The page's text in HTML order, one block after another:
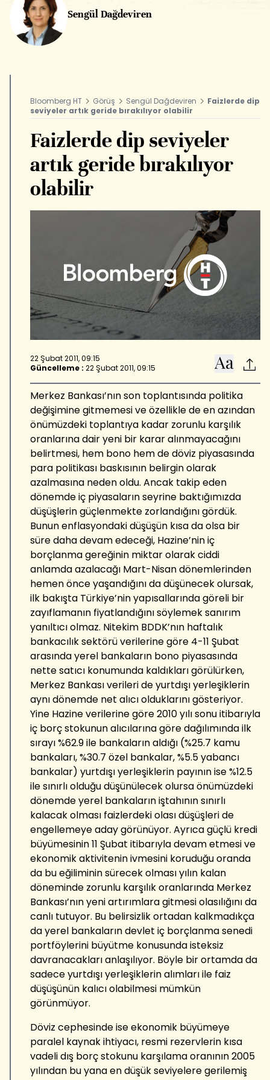
Sengül Dağdeviren
Bloomberg HT Görüş Sengül Dağdeviren
Faizlerde dip
seviyeler artık geride bırakılıyor olabilir
Faizlerde dip seviyeler
artık geride bırakılıyor
olabilir
22 Şubat 2011, 09:15
Güncelleme : 22 Şubat 2011, 09:15
Merkez Bankası’nın son toplantısında politika
değişimine gitmemesi ve özellikle de en azından
önümüzdeki toplantıya kadar zorunlu karşılık
oranlarına dair yeni bir karar alınmayacağını
belirtmesi, hem bono hem de döviz piyasasında
para politikası baskısının belirgin olarak
azalmasına neden oldu. Ancak takip eden
dönemde iç piyasaların seyrine baktığımızda
düşüşlerin güçlenmekte zorlandığını gördük.
Bunun enflasyondaki düşüşün kısa da olsa bir
süre daha devam edeceği, Hazine’nin iç
borçlanma gereğinin miktar olarak ciddi
anlamda azalacağı Mart-Nisan dönemlerinden
hemen önce yaşandığını da düşünecek olursak,
ilk bakışta Türkiye’nin yapısallarında göreli bir
zayıflamanın fiyatlandığını söylemek sanırım
yanıltıcı olmaz. Nitekim BDDK’nın haftalık
bankacılık sektörü verilerine göre 4-11 Şubat
arasında yerel bankaların bono piyasasında
nette satıcı konumunda kaldıkları görülürken,
Merkez Bankası verileri de yurtdışı yerleşiklerin
aynı dönemde net alıcı olduklarını gösteriyor.
Yine Hazine verilerine göre 2010 yılı sonu itibarıyla
iç borç stokunun alıcılarına göre dağılımında ilk
sırayı %62.9 ile bankaların aldığı (%25.7 kamu
bankaları, %30.7 özel bankalar, %5.5 yabancı
bankalar) yurtdışı yerleşiklerin payının ise %12.5
ile sınırlı olduğu düşünülecek olursa önümüzdeki
dönemde yerel bankaların iştahının sınırlı
kalacak olması faizlerdeki olası düşüşleri de
engellemeye aday görünüyor. Ayrıca güçlü kredi
büyümesinin 11 Şubat itibarıyla devam etmesi ve
ekonomik aktivitenin ivmesini koruduğu oranda
da bu eğiliminin sürecek olması yılın kalan
döneminde zorunlu karşılık oranlarında Merkez
Bankası’nın yeni artırımlara gitmesi olasılığını da
canlı tutuyor. Bu belirsizlik ortadan kalkmadıkça
da yerel bankaların devlet iç borçlanma senedi
portföylerini büyütme konusunda isteksiz
davranacakları anlaşılıyor. Böyle bir ortamda da
sadece yurtdışı yerleşiklerin alımları ile faiz
düşüşünün kalıcı olabilmesi mümkün
görünmüyor.
Döviz cephesinde ise ekonomik büyümeye
paralel kaynak ihtiyacı, resmi rezervlerin kısa
vadeli dış borç stokunu karşılama oranının 2005
yılından bu yana en düşük seviyelere gerilemiş